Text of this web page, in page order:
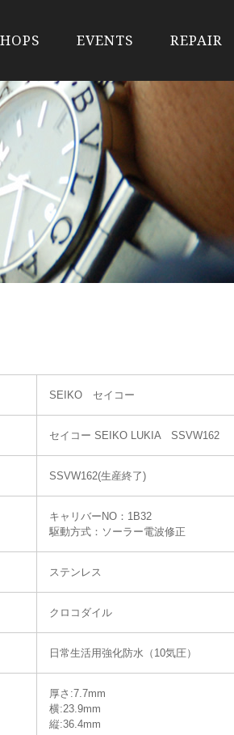
EVENTS REPAIR
SEIKO セイコー
セイコー SEIKO LUKIA SSVW162
SSVW162(生産終了)
キャリバーNO：1B32
駆動方式：ソーラー電波修正
ステンレス
クロコダイル
日常生活用強化防水（10気圧）
厚さ:7.7mm
横:23.9mm
縦:36.4mm